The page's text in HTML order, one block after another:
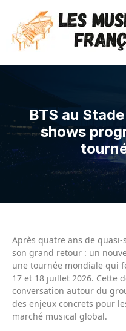
BTS au
shows
Après quatre ans de quasi-
son grand retour : un
une tournée mondiale qui
17 et 18 juillet 2026. Cette
conversation autour du
des enjeux concrets pour
marché musical global.